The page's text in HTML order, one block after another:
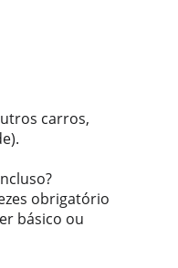
carros,
obrigatório
básico ou